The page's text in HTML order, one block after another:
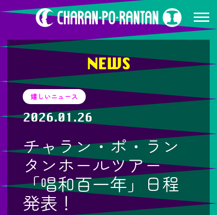
NEWS
嬉しいニュース
2026.01.26
チャラン・ポ・ラン
タンホールツアー
「唱和百一年」日程
発表！